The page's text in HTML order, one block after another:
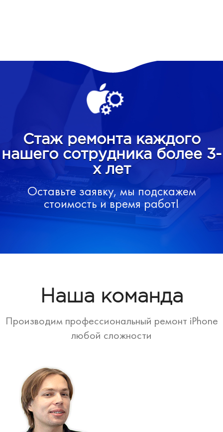
Стаж ремонта каждого
нашего сотрудника более 3-
х лет
Оставьте заявку, мы подскажем
стоимость и время работ!
Наша команда
Производим профессиональный ремонт iPhone
любой сложности